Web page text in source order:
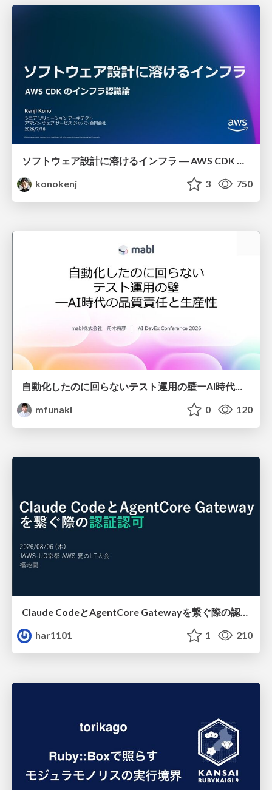
konokenj
3 750
自動化したのに回らないテスト運用の壁ーAI時代の品質責任と生産性
mfunaki
0 120
Claude CodeとAgentCore Gatewayを繋ぐ際の認証認可 / Authentication and authorization when connecting Claude Code with AgentCore Gateway
har1101
1 210